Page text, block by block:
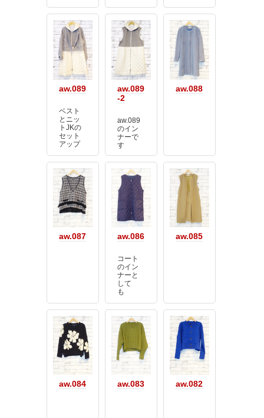
aw.089
ベスト
とニッ
トJKの
セット
アップ
aw.089
-2
aw.089
のイン
ナーで
す
aw.088
aw.087 aw.086
コート
のイン
ナーと
して
も
aw.085
aw.084 aw.083 aw.082